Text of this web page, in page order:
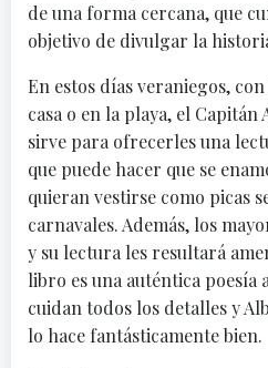
de una forma cercana, que
objetivo de divulgar la
En estos días veraniegos,
casa o en la playa, el
sirve para ofrecerles una
que puede hacer que se
quieran vestirse como picas
carnavales. Además, los
y su lectura les resultará
libro es una auténtica
cuidan todos los detalles y
lo hace fantásticamente bien.